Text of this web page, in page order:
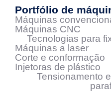
Portfólio de
Máquinas
Máquinas CNC
Tecnologias para
Máquinas a laser
Corte e conformação
Injetoras de plástico
Tensionamento